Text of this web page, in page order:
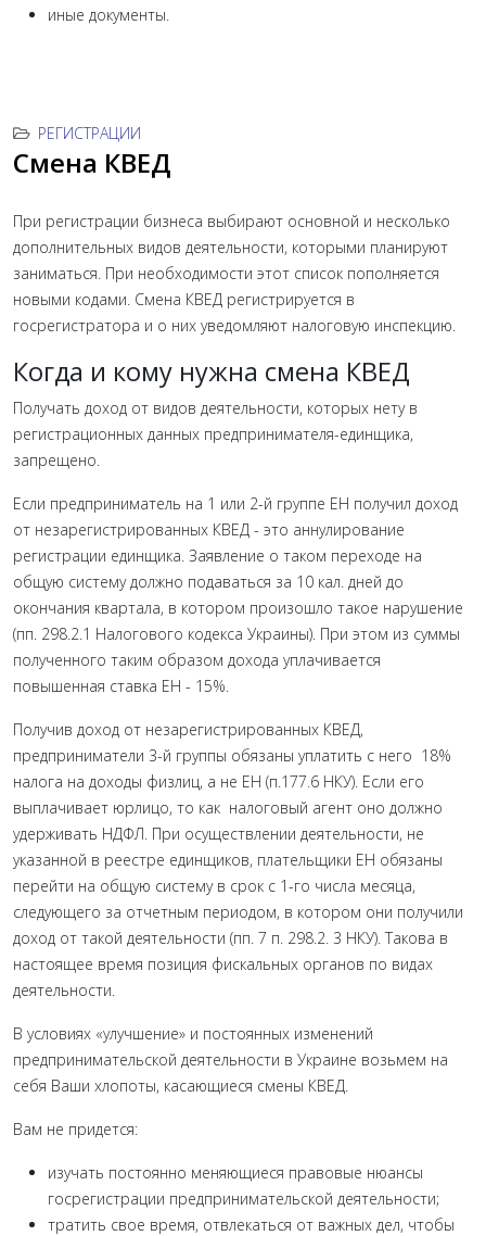
иные документы.
РЕГИСТРАЦИИ
Смена КВЕД
При регистрации бизнеса выбирают основной и несколько
дополнительных видов деятельности, которыми планируют
заниматься. При необходимости этот список пополняется
новыми кодами. Смена КВЕД регистрируется в
госрегистратора и о них уведомляют налоговую инспекцию.
Когда и кому нужна смена КВЕД
Получать доход от видов деятельности, которых нету в
регистрационных данных предпринимателя-единщика,
запрещено.
Если предприниматель на 1 или 2-й группе ЕН получил доход
от незарегистрированных КВЕД - это аннулирование
регистрации единщика. Заявление о таком переходе на
общую систему должно подаваться за 10 кал. дней до
окончания квартала, в котором произошло такое нарушение
(пп. 298.2.1 Налогового кодекса Украины). При этом из суммы
полученного таким образом дохода уплачивается
повышенная ставка ЕН - 15%.
Получив доход от незарегистрированных КВЕД,
предприниматели 3-й группы обязаны уплатить с него 18%
налога на доходы физлиц, а не ЕН (п.177.6 НКУ). Если его
выплачивает юрлицо, то как налоговый агент оно должно
удерживать НДФЛ. При осуществлении деятельности, не
указанной в реестре единщиков, плательщики ЕН обязаны
перейти на общую систему в срок с 1-го числа месяца,
следующего за отчетным периодом, в котором они получили
доход от такой деятельности (пп. 7 п. 298.2. 3 НКУ). Такова в
настоящее время позиция фискальных органов по видах
деятельности.
В условиях «улучшение» и постоянных изменений
предпринимательской деятельности в Украине возьмем на
себя Ваши хлопоты, касающиеся смены КВЕД.
Вам не придется:
изучать постоянно меняющиеся правовые нюансы
госрегистрации предпринимательской деятельности;
тратить свое время, отвлекаться от важных дел, чтобы